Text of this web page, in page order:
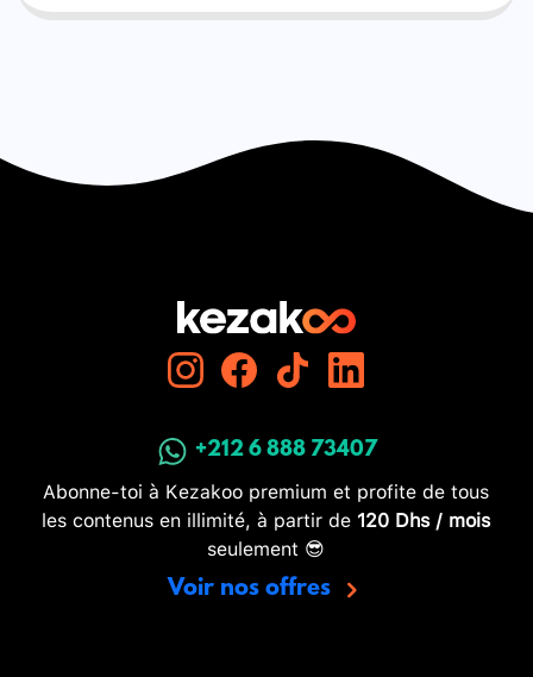
+212 6 888 73407
Abonne-toi à Kezakoo premium et profite de tous
les contenus en illimité, à partir de 120 Dhs / mois
seulement 😎
Voir nos offres